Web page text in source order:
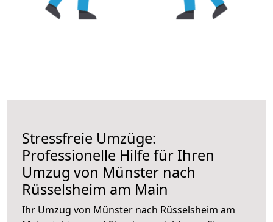
Stressfreie Umzüge:
Professionelle Hilfe für Ihren
Umzug von Münster nach
Rüsselsheim am Main
Ihr Umzug von Münster nach Rüsselsheim am